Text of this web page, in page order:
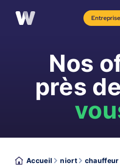
Entreprise
Nos
près de
Accueil niort